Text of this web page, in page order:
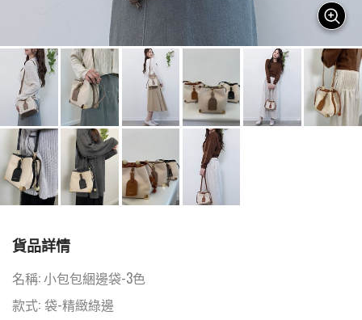
貨品詳情
名稱:小包包綑邊袋-3色
款式: 袋-精緻綠邊